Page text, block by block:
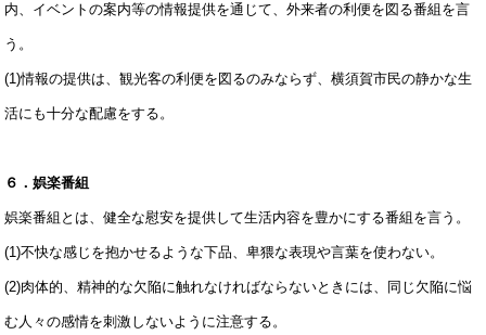
内、イベントの案内等の情報提供を通じて、外来者の利便を図る番組を言
う。
(1)情報の提供は、観光客の利便を図るのみならず、横須賀市民の静かな生
活にも十分な配慮をする。
６．娯楽番組
娯楽番組とは、健全な慰安を提供して生活内容を豊かにする番組を言う。
(1)不快な感じを抱かせるような下品、卑猥な表現や言葉を使わない。
(2)肉体的、精神的な欠陥に触れなければならないときには、同じ欠陥に悩
む人々の感情を刺激しないように注意する。